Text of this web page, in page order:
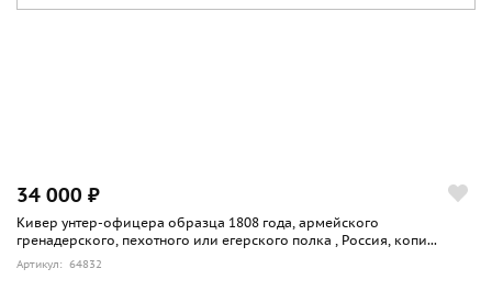
34 000 ₽
Кивер унтер-офицера образца 1808 года, армейского
гренадерского, пехотного или егерского полка , Россия, копи...
Артикул: 64832